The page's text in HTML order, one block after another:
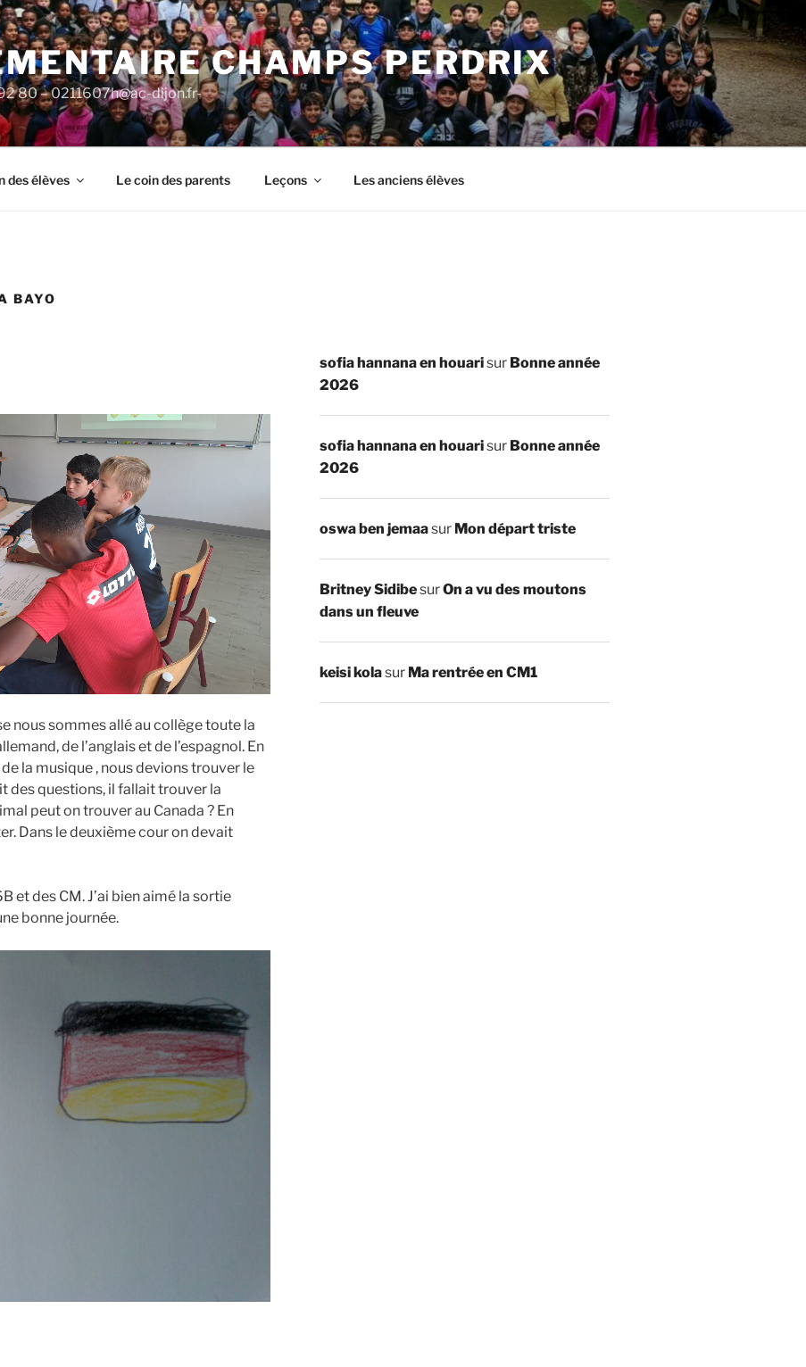
CHAMPS PERDRIX
80 – 0211607h@ac-dijon.fr-
des élèves Le coin des parents Leçons Les anciens élèves
BAYO
nous sommes allé au collège toute la
de l’anglais et de l’espagnol. En
la musique , nous devions trouver le
des questions, il fallait trouver la
peut on trouver au Canada ? En
Dans le deuxième cour on devait
et des CM. J’ai bien aimé la sortie
bonne journée.
sofia hannana en houarisur Bonne année
2026
sofia hannana en houarisur Bonne année
2026
oswa ben jemaasur Mon départ triste
Britney SidibesurOn a vu des moutons
dans un fleuve
keisi kolasur Ma rentrée en CM1